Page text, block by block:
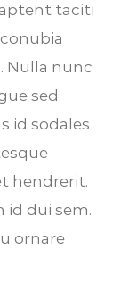
taciti
Nulla nunc
sed
id sodales
hendrerit.
id dui sem.
ornare